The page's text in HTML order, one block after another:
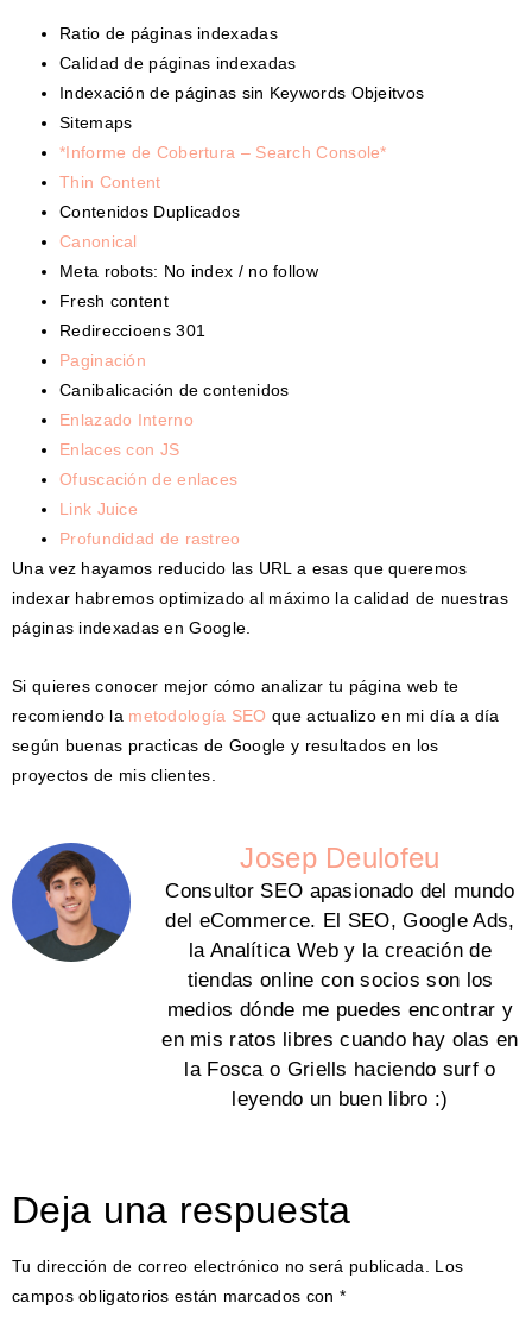
Ratio de páginas indexadas
Calidad de páginas indexadas
Indexación de páginas sin Keywords Objeitvos
Sitemaps
*Informe de Cobertura – Search Console*
Thin Content
Contenidos Duplicados
Canonical
Meta robots: No index / no follow
Fresh content
Redireccioens 301
Paginación
Canibalicación de contenidos
Enlazado Interno
Enlaces con JS
Ofuscación de enlaces
Link Juice
Profundidad de rastreo
Una vez hayamos reducido las URL a esas que queremos
indexar habremos optimizado al máximo la calidad de nuestras
páginas indexadas en Google.
Si quieres conocer mejor cómo analizar tu página web te
recomiendo la metodología SEO que actualizo en mi día a día
según buenas practicas de Google y resultados en los
proyectos de mis clientes.
Josep Deulofeu
Consultor SEO apasionado del mundo
del eCommerce. El SEO, Google Ads,
la Analítica Web y la creación de
tiendas online con socios son los
medios dónde me puedes encontrar y
en mis ratos libres cuando hay olas en
la Fosca o Griells haciendo surf o
leyendo un buen libro :)
Deja una respuesta
Tu dirección de correo electrónico no será publicada.
Los
campos obligatorios están marcados con *